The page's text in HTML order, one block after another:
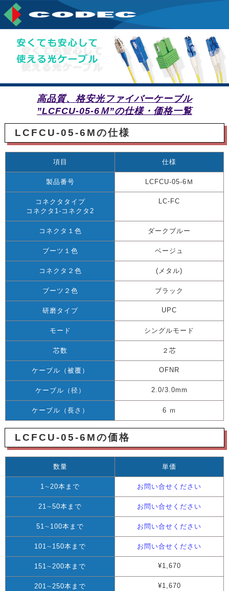
高品質、格安光ファイバーケーブル
”LCFCU-05-6Ｍ”の仕様・価格一覧
LCFCU-05-6Mの仕様
項目 仕様
製品番号 LCFCU-05-6Ｍ
コネクタタイプ
コネクタ1-コネクタ2
LC-FC
コネクタ１色 ダークブルー
ブーツ１色 ベージュ
コネクタ２色 (メタル)
ブーツ２色 ブラック
研磨タイプ UPC
モード シングルモード
芯数 ２芯
ケーブル（被覆） OFNR
ケーブル（径） 2.0/3.0mm
ケーブル（長さ） 6 ｍ
LCFCU-05-6Mの価格
数量 単価
1∼20本まで お問い合せください
21∼50本まで お問い合せください
51∼100本まで お問い合せください
101∼150本まで お問い合せください
151∼200本まで ¥1,670
201∼250本まで ¥1,670